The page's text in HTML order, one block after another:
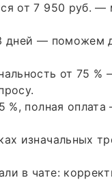
от 7 950 руб.
дней — поможем
от 75
полная
изначальных
в чате: